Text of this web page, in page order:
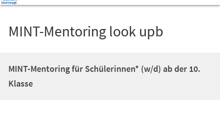
MINT-Mentoring look upb
MINT-Mentoring für Schülerinnen* (w/d) ab der 10.
Klasse